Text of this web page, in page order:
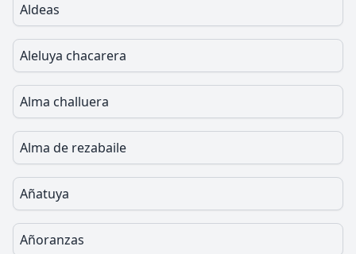
Aldeas
Aleluya chacarera
Alma challuera
Alma de rezabaile
Añatuya
Añoranzas